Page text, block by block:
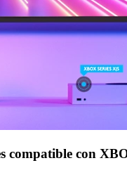
compatible con